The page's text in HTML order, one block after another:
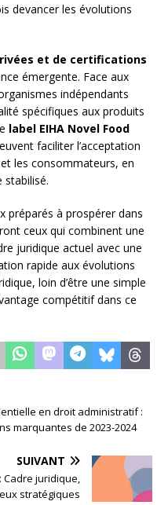
devancer les évolutions
et de certifications
émergente. Face aux
indépendants
spécifiques aux produits
label EIHA Novel Food
faciliter l’acceptation
les consommateurs, en
stabilisé.
préparés à prospérer dans
ceux qui combinent une
juridique actuel avec une
rapide aux évolutions
loin d’être une simple
compétitif dans ce
en droit administratif :
marquantes de 2023-2024
SUIVANT
Cadre juridique,
stratégiques